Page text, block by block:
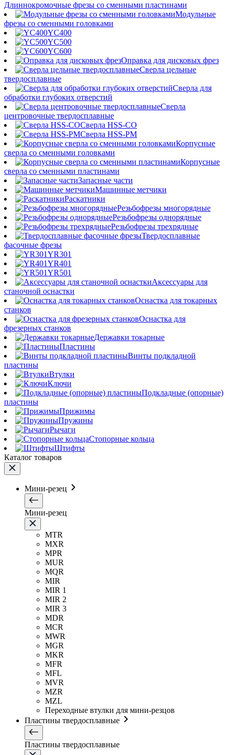
Длиннокромочные фрезы со сменными пластинами
Модульные
фрезы со сменными головками
YC400
YC500
YC600
Оправка для дисковых фрез
Сверла цельные
твердосплавные
Сверла для
обработки глубоких отверстий
Сверла
центровочные твердосплавные
Сверла HSS-CO
Сверла HSS-PM
Корпусные
сверла со сменными головками
Корпусные
сверла со сменными пластинами
Запасные части
Машинные метчики
Раскатники
Резьбофрезы многорядные
Резьбофрезы однорядные
Резьбофрезы трехрядные
Твердосплавные
фасочные фрезы
YR301
YR401
YR501
Аксессуары для
станочной оснастки
Оснастка для токарных
станков
Оснастка для
фрезерных станков
Державки токарные
Пластины
Винты подкладной
пластины
Втулки
Ключи
Подкладные (опорные)
пластины
Прижимы
Пружины
Рычаги
Стопорные кольца
Штифты
Каталог товаров
Мини-резец
Мини-резец
MTR
MXR
MPR
MUR
MQR
MIR
MIR 1
MIR 2
MIR 3
MDR
MCR
MWR
MGR
MKR
MFR
MFL
MVR
MZR
MZL
Переходные втулки для мини-резцов
Пластины твердосплавные
Пластины твердосплавные